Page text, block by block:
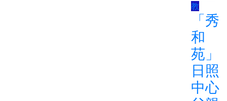
教
「秀
和
苑」
日照
中心